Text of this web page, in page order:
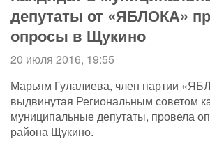
депутаты от «ЯБЛОКА»
опросы в Щукино
20 июля 2016, 19:55
Марьям Гулалиева, член партии
выдвинутая Региональным советом
муниципальные депутаты, провела
района Щукино.